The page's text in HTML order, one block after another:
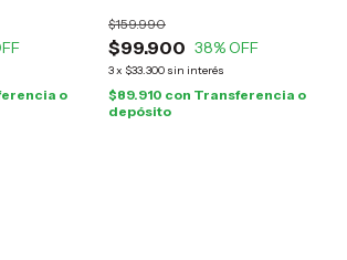
o
$99.900
$159.990
38% OFF
3x $33.300 sin interés
$89.910 con Transferencia o
depósito